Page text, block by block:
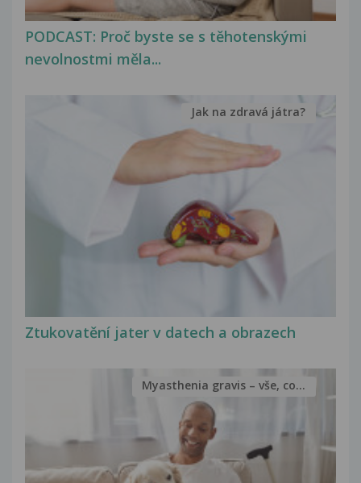
PODCAST: Proč byste se s těhotenskými
nevolnostmi měla...
Ztukovatění jater v datech a obrazech
Jak na zdravá játra?
Myasthenia gravis – vše, co...